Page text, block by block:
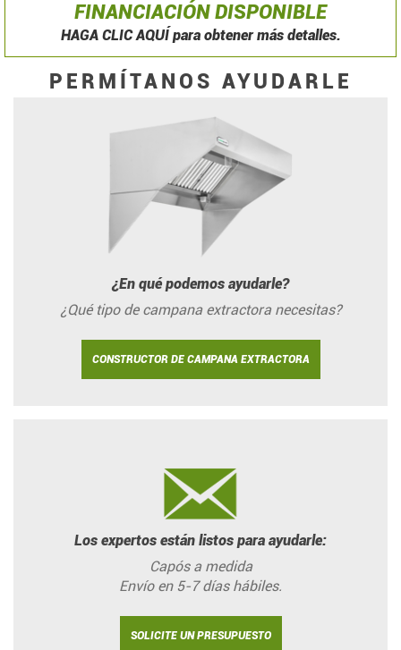
FINANCIACIÓN DISPONIBLE
HAGA CLIC AQUÍ para obtener más detalles.
PERMÍTANOS AYUDARLE
¿En qué podemos ayudarle?
¿Qué tipo de campana extractora necesitas?
CONSTRUCTOR DE CAMPANA EXTRACTORA
Los expertos están listos para ayudarle:
Capós a medida
Envío en 5-7 días hábiles.
SOLICITE UN PRESUPUESTO